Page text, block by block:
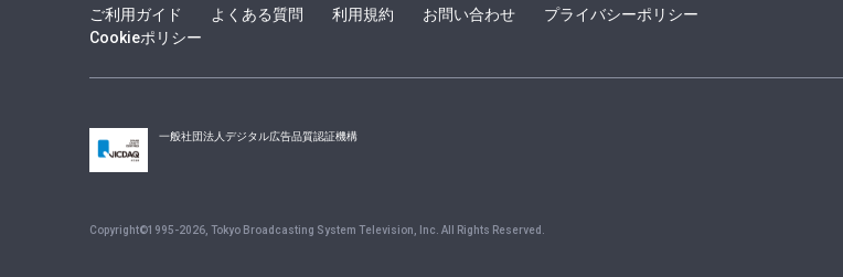
ご利用ガイド よくある質問 利用規約 お問い合わせ
プライバシーポリシー
Cookieポリシー
一般社団法人デジタル広告品質認証機構
Copyright©1995-2026, Tokyo Broadcasting System Television, Inc. All Rights Reserved.